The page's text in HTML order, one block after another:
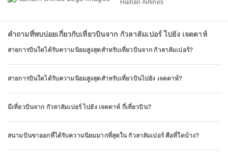
Hainan Airlines
คำถามที่พบบ่อยเกี่ยวกับเที่ยวบินจาก กัวลาลัมเปอร์ ไปยัง เจดดาห์
สายการบินใดได้รับความนิยมสูงสุดสำหรับเที่ยวบินจาก กัวลาลัมเปอร์?
สายการบินใดได้รับความนิยมสูงสุดสำหรับเที่ยวบินไปยัง เจดดาห์?
มีเที่ยวบินจาก กัวลาลัมเปอร์ ไปยัง เจดดาห์ กี่เที่ยวบิน?
สนามบินขาออกที่ได้รับความนิยมมากที่สุดใน กัวลาลัมเปอร์ คือที่ใดบ้าง?